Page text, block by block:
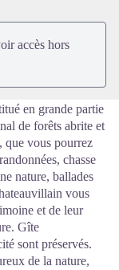
accès hors
en grande partie
de forêts abrite et
que vous pourrez
chasse
nature, ballades
vous
et de leur
Gîte
sont préservés.
de la nature,